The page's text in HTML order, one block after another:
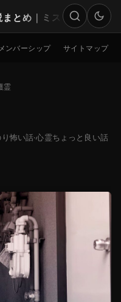
とめ｜ミステリー
検索
メンバーシップ サイトマップ
霊
怖い話·心霊ちょっと良い話